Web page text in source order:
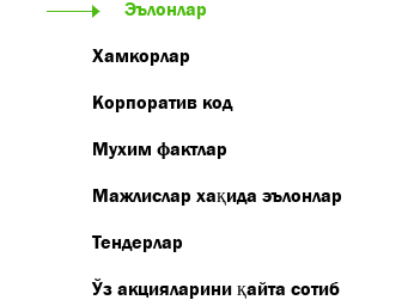
Эълонлар
Хамкорлар
Корпоратив код
Мухим фактлар
Мажлислар хақида эълонлар
Тендерлар
Ўз акцияларини қайта сотиб